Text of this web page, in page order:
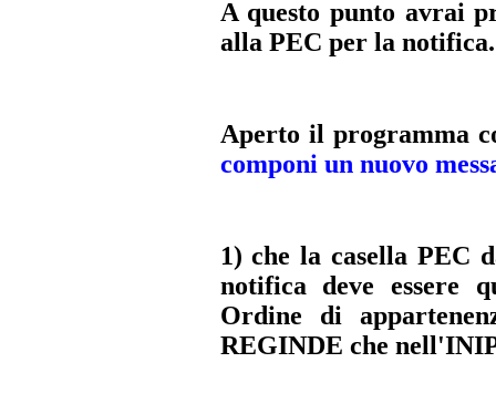
A questo punto avrai
alla PEC per la notifica.
Aperto il programma
componi un nuovo
1) che la casella PEC
notifica deve essere
Ordine di
REGINDE che